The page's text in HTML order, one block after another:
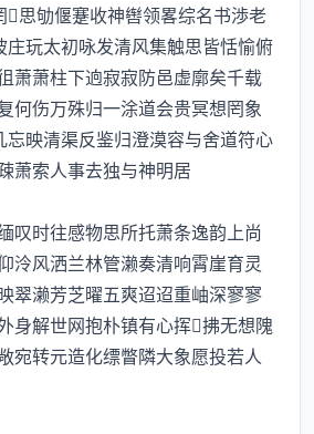
劬偃蹇收神辔领畧综名书渉老
玩太初咏发清风集触思皆恬愉俯
萧萧柱下逈寂寂防邑虚廓矣千载
何伤万殊归一涂道会贵冥想罔象
映清渠反鉴归澄漠容与舍道符心
萧索人事去独与神明居
时往感物思所托萧条逸韵上尚
泠风洒兰林管濑奏清响霄崖育灵
翠濑芳芝曜五爽迢迢重岫深寥寥
身解世网抱朴镇有心挥拂无想隗
宛转元造化缥瞥隣大象愿投若人